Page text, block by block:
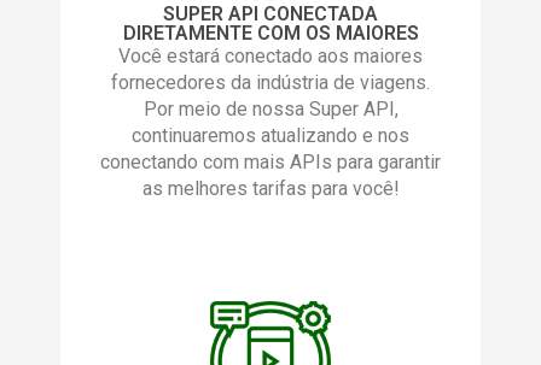
SUPER API CONECTADA
DIRETAMENTE COM OS MAIORES
Você estará conectado aos maiores
fornecedores da indústria de viagens.
Por meio de nossa Super API,
continuaremos atualizando e nos
conectando com mais APIs para garantir
as melhores tarifas para você!